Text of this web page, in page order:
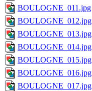
BOULOGNE_011.jpg
BOULOGNE_012.jpg
BOULOGNE_013.jpg
BOULOGNE_014.jpg
BOULOGNE_015.jpg
BOULOGNE_016.jpg
BOULOGNE_017.jpg